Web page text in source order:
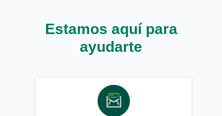
Estamos aquí para
ayudarte